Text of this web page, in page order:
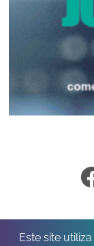
Este site